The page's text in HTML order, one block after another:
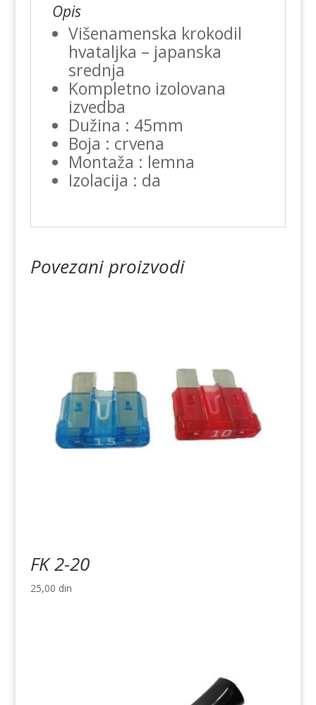
Opis
Višenamenska krokodil
hvataljka – japanska
srednja
Kompletno izolovana
izvedba
Dužina : 45mm
Boja : crvena
Montaža : lemna
Izolacija : da
Povezani proizvodi
FK 2-20
25,00 din